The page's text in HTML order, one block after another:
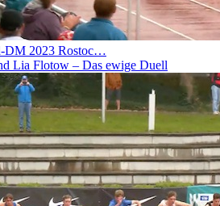
DM 2023 Rostoc…
Lia Flotow – Das ewige Duell